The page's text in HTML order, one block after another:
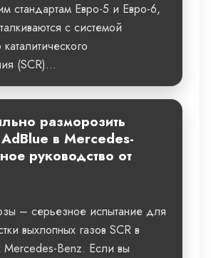
стандартам Евро-5 и Евро-6,
с системой
(SCR)...
разморозить
в Mercedes-
руководство от
– серьезное испытание для
выхлопных газов SCR в
Mercedes-Benz. Если вы